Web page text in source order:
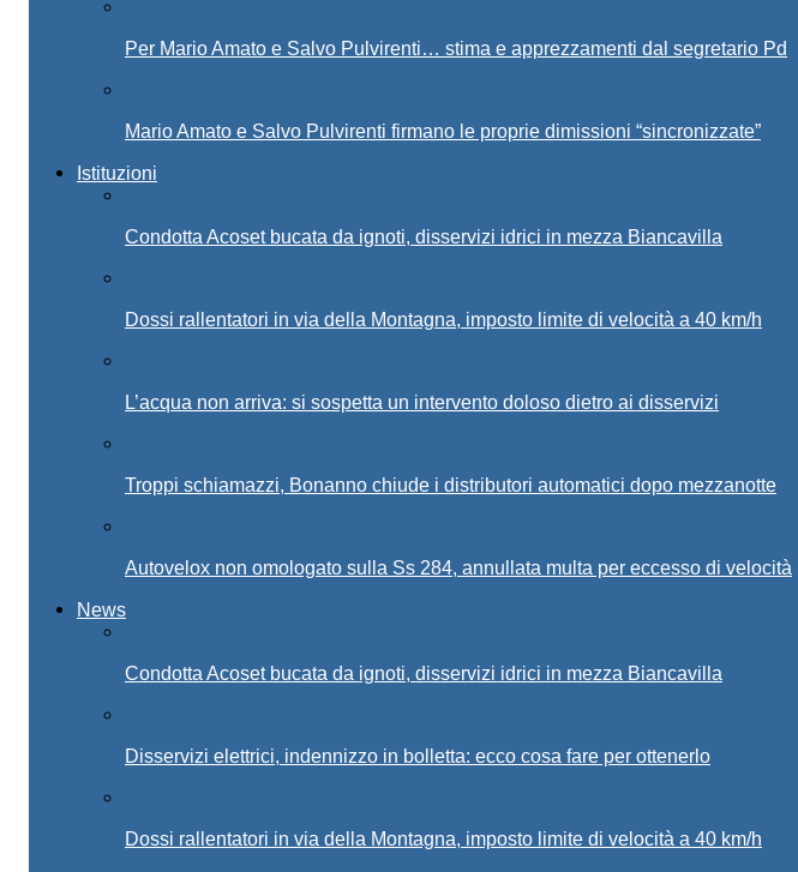
Per Mario Amato e Salvo Pulvirenti… stima e apprezzamenti dal segretario Pd
Mario Amato e Salvo Pulvirenti firmano le proprie dimissioni “sincronizzate”
Istituzioni
Condotta Acoset bucata da ignoti, disservizi idrici in mezza Biancavilla
Dossi rallentatori in via della Montagna, imposto limite di velocità a 40 km/h
L’acqua non arriva: si sospetta un intervento doloso dietro ai disservizi
Troppi schiamazzi, Bonanno chiude i distributori automatici dopo mezzanotte
Autovelox non omologato sulla Ss 284, annullata multa per eccesso di velocità
News
Condotta Acoset bucata da ignoti, disservizi idrici in mezza Biancavilla
Disservizi elettrici, indennizzo in bolletta: ecco cosa fare per ottenerlo
Dossi rallentatori in via della Montagna, imposto limite di velocità a 40 km/h